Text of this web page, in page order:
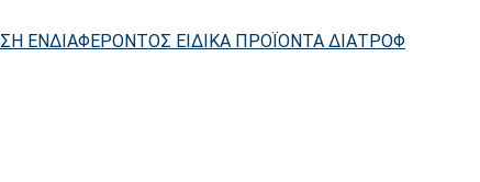
ΕΝΔΙΑΦΕΡΟΝΤΟΣ ΕΙΔΙΚΑ ΠΡΟΪΟΝΤΑ ΔΙΑΤΡΟΦ